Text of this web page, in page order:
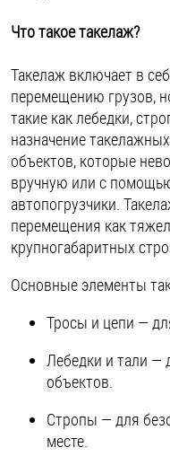
Инструмент
Крюки, кольца с
Крюки, кольца с
Оснастка и
Пробки
Саморезы и
Стопорные кольца
Такелаж
Хомуты
Что такое такелаж?
Такелаж включает в
перемещению грузов,
такие как лебедки,
назначение
объектов, которые
вручную или с
автопогрузчики.
перемещения как
крупногабаритных
Основные элементы
Тросы и цепи —
Лебедки и тали —
объектов.
Стропы — для
месте.